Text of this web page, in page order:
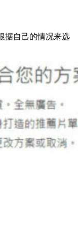
据自己的情况来选